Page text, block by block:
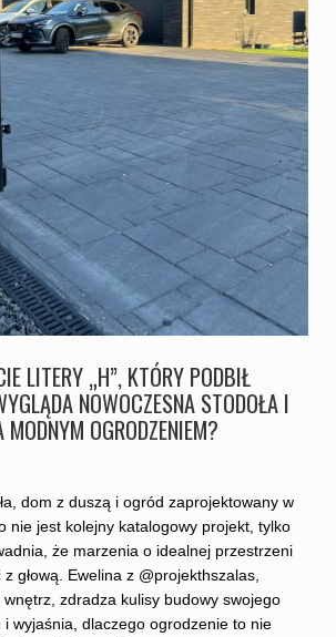
LITERY „H”, KTÓRY PODBIŁ
NOWOCZESNA STODOŁA I
OGRODZENIEM?
dom z duszą i ogród zaprojektowany w
nie jest kolejny katalogowy projekt, tylko
że marzenia o idealnej przestrzeni
głową. Ewelina z @projekthszalas,
zdradza kulisy budowy swojego
i wyjaśnia, dlaczego ogrodzenie to nie